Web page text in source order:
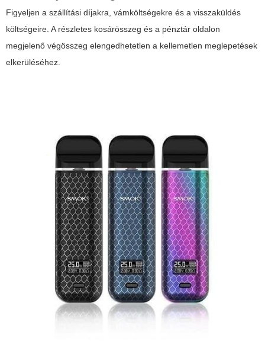
Figyeljen a szállítási díjakra, vámköltségekre és a visszaküldés
költségeire. A részletes kosárösszeg és a pénztár oldalon
megjelenő végösszeg elengedhetetlen a kellemetlen meglepetések
elkerüléséhez.